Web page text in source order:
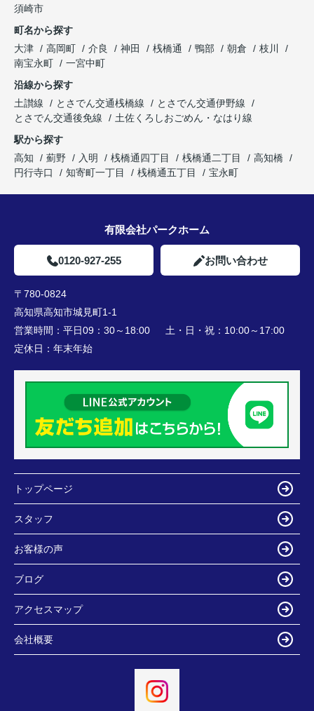
須崎市
町名から探す
大津
高岡町 介良 神田 桟橋通 鴨部 朝倉
枝川
南宝永町
一宮中町
沿線から探す
土讃線
とさでん交通桟橋線
とさでん交通伊野線
とさでん交通後免線
土佐くろしおごめん・なはり線
駅から探す
高知
薊野 入明 桟橋通四丁目 桟橋通二丁目
高知橋
円行寺口
知寄町一丁目 桟橋通五丁目 宝永町
有限会社パークホーム
0120-927-255 お問い合わせ
〒780-0824
高知県高知市城見町1-1
営業時間： 平日09：30～18:00 土・日・祝：10:00～17:00
定休日： 年末年始
トップページ
スタッフ
お客様の声
ブログ
アクセスマップ
会社概要